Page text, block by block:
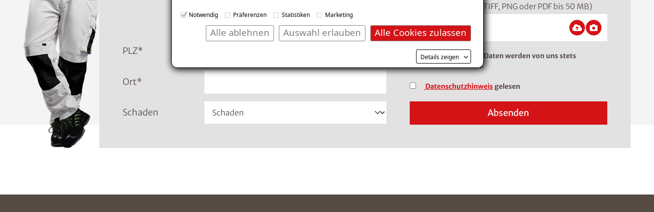
Notwendig Präferenzen Statistiken Marketing
Alle Cookies zulassen
Auswahl erlauben
Alle ablehnen
Details zeigen
PLZ*
Ort*
Schaden
(Dateiformat: JPEG, TIFF, PNG oder PDF bis 50 MB)
*Pflichtangaben. Ihre Daten werden von uns stets
vertraulich behandelt.
Datenschutzhinweisgelesen
Absenden